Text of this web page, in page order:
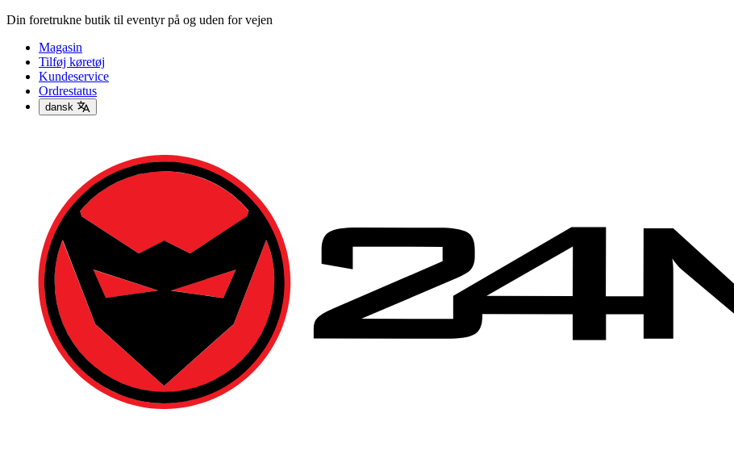
Din foretrukne butik til eventyr på og uden for vejen
Magasin
Tilføj køretøj
Kundeservice
Ordrestatus
dansk